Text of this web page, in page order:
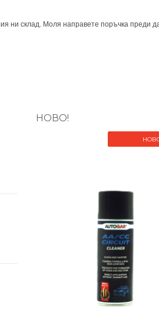
ни склад. Моля направете поръчка преди
НОВО!